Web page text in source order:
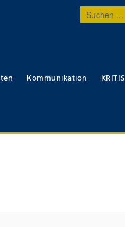
Suchen
...
Kommunikation KRITIS